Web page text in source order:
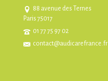
88 avenue des Ternes
Paris 75017
01 77 75 97 02
contact@audicarefrance.fr